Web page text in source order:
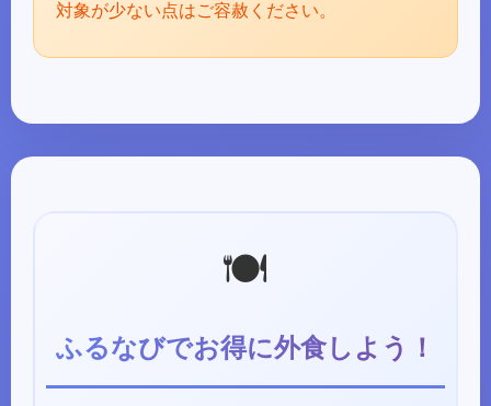
対象が少ない点はご容赦ください。
🍽️
ふるなびでお得に外食しよう！